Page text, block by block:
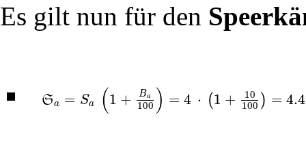
Es gilt nun für den
Sa = Sa (1 + Ba
100 ) = 4 ⋅ (1 +
10
100 ) = 4.4
=Sa(1 +B a100 = 4⋅ 1+ 10100 ) 4.4